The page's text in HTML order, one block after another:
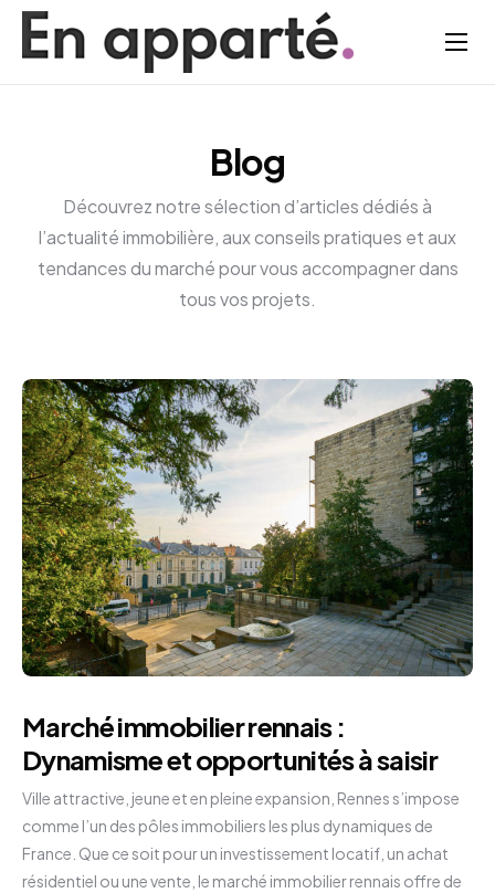
Acheter
Gestion locative
Actualités
Blog
Découvrez notre sélection d’articles dédiés à
l’actualité immobilière, aux conseils pratiques et aux
tendances du marché pour vous accompagner dans
tous vos projets.
Marché immobilier rennais :
Dynamisme et opportunités à saisir
Ville attractive, jeune et en pleine expansion, Rennes s’impose
comme l’un des pôles immobiliers les plus dynamiques de
France. Que ce soit pour un investissement locatif, un achat
résidentiel ou une vente, le marché immobilier rennais offre de